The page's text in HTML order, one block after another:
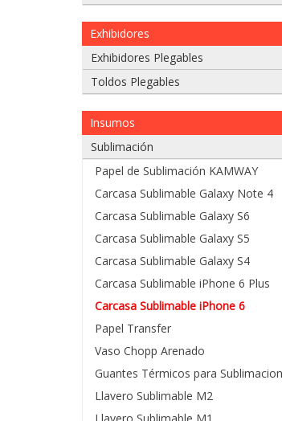
Si tiene un video del
975 628 067
975 628 609
Exhibidores
Exhibidores Plegables
Toldos Plegables
Insumos
Sublimación
Papel de Sublimación KAMWAY
Carcasa Sublimable Galaxy Note 4
Carcasa Sublimable Galaxy S6
Carcasa Sublimable Galaxy S5
Carcasa Sublimable Galaxy S4
Carcasa Sublimable iPhone 6 Plus
Carcasa Sublimable iPhone 6
Papel Transfer
Vaso Chopp Arenado
Guantes Térmicos para Sublimacion
Llavero Sublimable M2